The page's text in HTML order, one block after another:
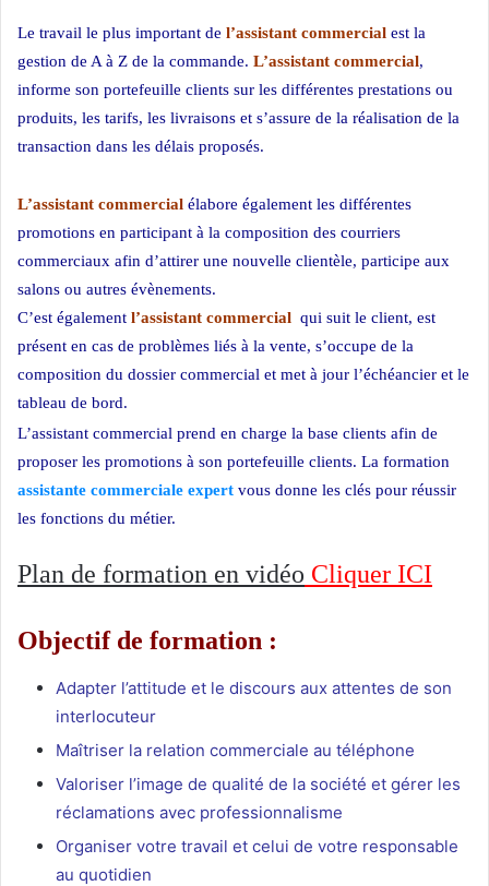
Le travail le plus important de l’assistant commercial est la
gestion de A à Z de la commande. L’assistant commercial,
informe son portefeuille clients sur les différentes prestations ou
produits, les tarifs, les livraisons et s’assure de la réalisation de la
transaction dans les délais proposés.
L’assistant commercial élabore également les différentes
promotions en participant à la composition des courriers
commerciaux afin d’attirer une nouvelle clientèle, participe aux
salons ou autres évènements.
C’est également l’assistant commercial qui suit le client, est
présent en cas de problèmes liés à la vente, s’occupe de la
composition du dossier commercial et met à jour l’échéancier et le
tableau de bord.
L’assistant commercial prend en charge la base clients afin de
proposer les promotions à son portefeuille clients. La formation
assistante commerciale expert vous donne les clés pour réussir
les fonctions du métier.
Plan de formation en vidéo Cliquer ICI
Objectif de formation :
Adapter l’attitude et le discours aux attentes de son
interlocuteur
Maîtriser la relation commerciale au téléphone
Valoriser l’image de qualité de la société et gérer les
réclamations avec professionnalisme
Organiser votre travail et celui de votre responsable
au quotidien